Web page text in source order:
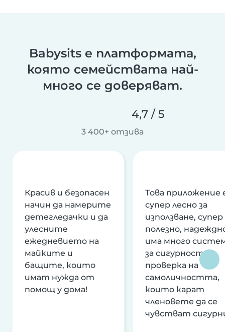
Babysits е платформата,
която семействата най-
много се доверяват.
4,7 / 5
3 400+ отзива
Красив и безопасен
начин да намерите
детегледачки и да
улесните
ежедневието на
майките и
бащите, които
имат нужда от
помощ у дома!
Това приложение
супер лесно за
използване, супер
полезно,
има много
за сигурност и
проверка на
самоличността,
които карат
членовете да се
чувстват